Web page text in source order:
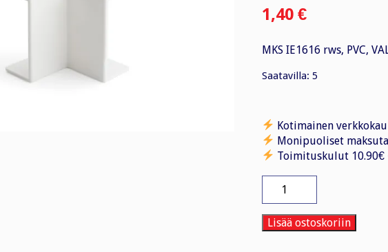
1,40 €
MKS IE1616 rws, PVC,
Saatavilla: 5
Kotimainen
Monipuoliset
Toimituskulut 10.90€
IE1616
rws,
PVC,
Lisää ostoskoriin